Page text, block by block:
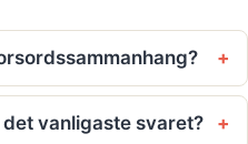
vanligaste svaret?